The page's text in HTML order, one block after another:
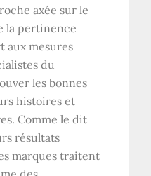
axée sur le
la pertinence
aux mesures
du
les bonnes
histoires et
Comme le dit
résultats
marques traitent